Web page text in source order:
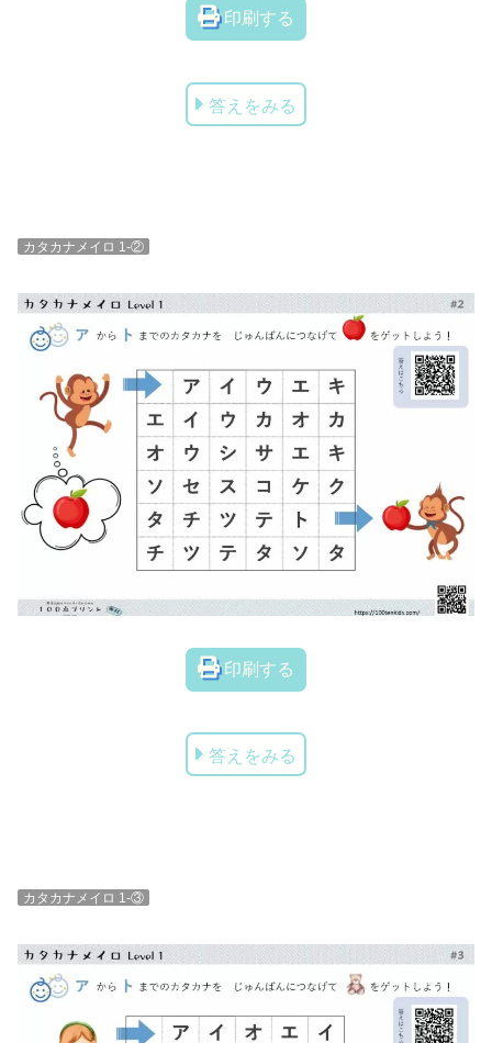
印刷する
答えをみる
カタカナメイロ 1-②
印刷する
答えをみる
カタカナメイロ 1-③